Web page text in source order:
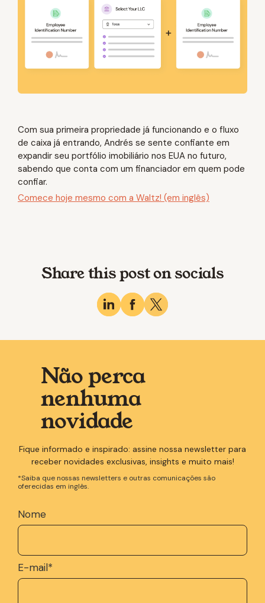
Com sua primeira propriedade já funcionando e o fluxo
de caixa já entrando, Andrés se sente confiante em
expandir seu portfólio imobiliário nos EUA no futuro,
sabendo que conta com um financiador em quem pode
confiar.
Comece hoje mesmo com a Waltz! (em inglês)
Share this post on socials
Não perca
nenhuma
novidade
Fique informado e inspirado: assine nossa newsletter para
receber novidades exclusivas, insights e muito mais!
*Saiba que nossas newsletters e outras comunicações são
oferecidas em inglês.
Nome
E-mail*